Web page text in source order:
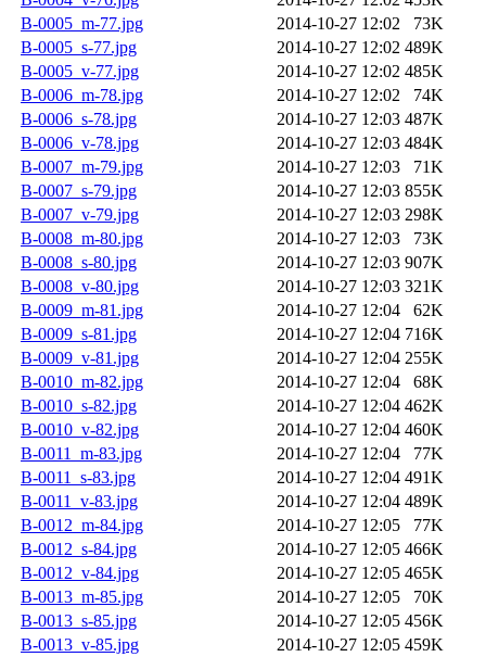
B-0005_m-77.jpg
2014-10-27 12:02
73K
B-0005_s-77.jpg
2014-10-27 12:02 489K
B-0005_v-77.jpg
2014-10-27 12:02 485K
B-0006_m-78.jpg
2014-10-27 12:02
74K
B-0006_s-78.jpg
2014-10-27 12:03 487K
B-0006_v-78.jpg
2014-10-27 12:03 484K
B-0007_m-79.jpg
2014-10-27 12:03
71K
B-0007_s-79.jpg
2014-10-27 12:03 855K
B-0007_v-79.jpg
2014-10-27 12:03 298K
B-0008_m-80.jpg
2014-10-27 12:03
73K
B-0008_s-80.jpg
2014-10-27 12:03 907K
B-0008_v-80.jpg
2014-10-27 12:03 321K
B-0009_m-81.jpg
2014-10-27 12:04
62K
B-0009_s-81.jpg
2014-10-27 12:04 716K
B-0009_v-81.jpg
2014-10-27 12:04 255K
B-0010_m-82.jpg
2014-10-27 12:04
68K
B-0010_s-82.jpg
2014-10-27 12:04 462K
B-0010_v-82.jpg
2014-10-27 12:04 460K
B-0011_m-83.jpg
2014-10-27 12:04
77K
B-0011_s-83.jpg
2014-10-27 12:04 491K
B-0011_v-83.jpg
2014-10-27 12:04 489K
B-0012_m-84.jpg
2014-10-27 12:05
77K
B-0012_s-84.jpg
2014-10-27 12:05 466K
B-0012_v-84.jpg
2014-10-27 12:05 465K
B-0013_m-85.jpg
2014-10-27 12:05
70K
B-0013_s-85.jpg
2014-10-27 12:05 456K
B-0013_v-85.jpg
2014-10-27 12:05 459K